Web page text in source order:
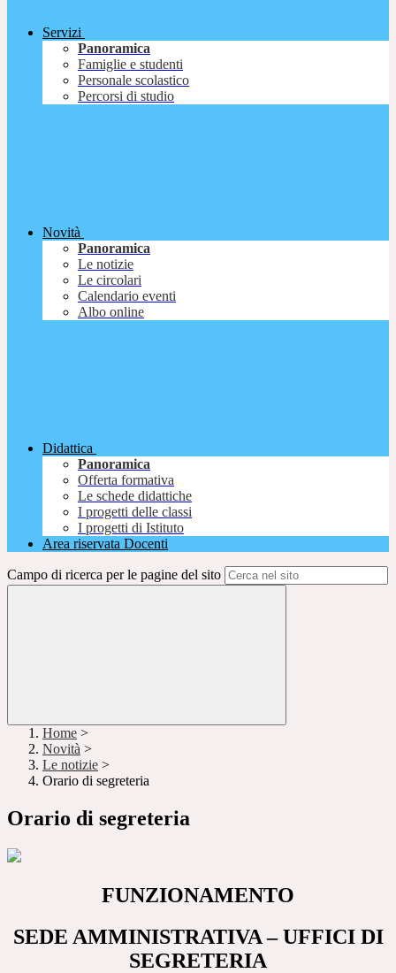
Servizi
Panoramica
Famiglie e studenti
Personale scolastico
Percorsi di studio
Novità
Panoramica
Le notizie
Le circolari
Calendario eventi
Albo online
Didattica
Panoramica
Offerta formativa
Le schede didattiche
I progetti delle classi
I progetti di Istituto
Area riservata Docenti
Campo di ricerca per le pagine del sito
Home >
Novità >
Le notizie >
Orario di segreteria
Orario di segreteria
FUNZIONAMENTO
SEDE AMMINISTRATIVA – UFFICI DI
SEGRETERIA